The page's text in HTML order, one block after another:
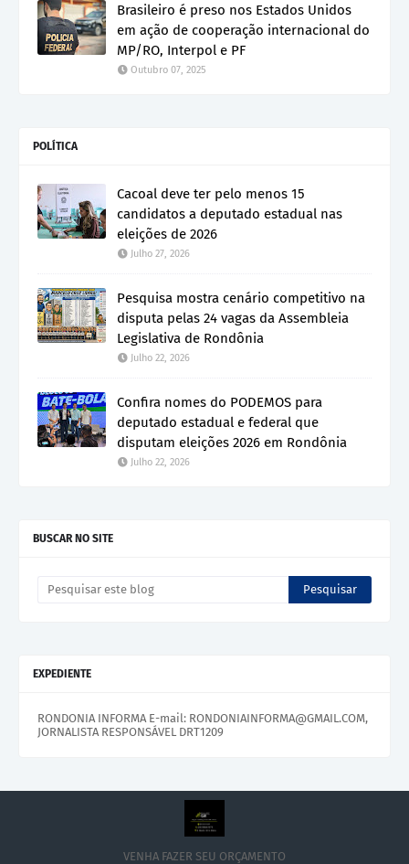
Brasileiro é preso nos Estados Unidos
em ação de cooperação internacional do
MP/RO, Interpol e PF
Outubro 07, 2025
POLÍTICA
Cacoal deve ter pelo menos 15
candidatos a deputado estadual nas
eleições de 2026
Julho 27, 2026
Pesquisa mostra cenário competitivo na
disputa pelas 24 vagas da Assembleia
Legislativa de Rondônia
Julho 22, 2026
Confira nomes do PODEMOS para
deputado estadual e federal que
disputam eleições 2026 em Rondônia
Julho 22, 2026
BUSCAR NO SITE
EXPEDIENTE
RONDONIA INFORMA E-mail: RONDONIAINFORMA@GMAIL.COM,
JORNALISTA RESPONSÁVEL DRT1209
VENHA FAZER SEU ORÇAMENTO